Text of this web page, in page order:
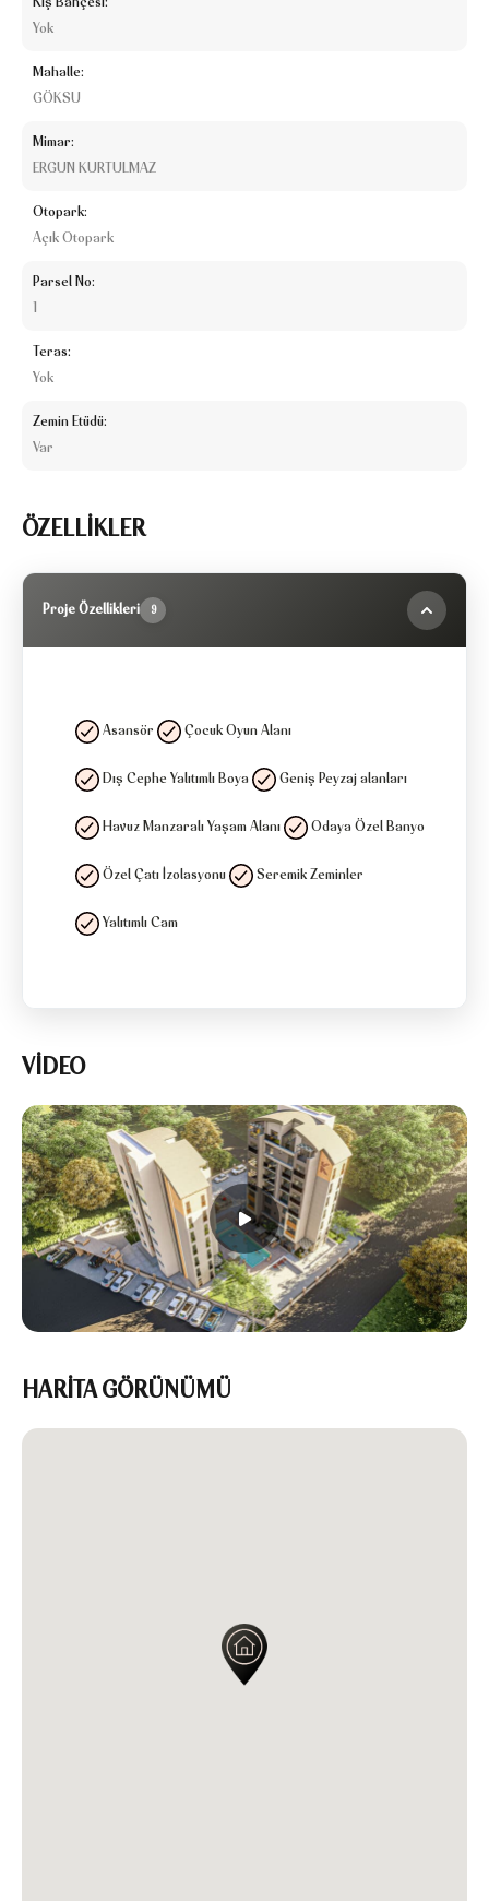
Yok
Mahalle:
GÖKSU
Mimar:
ERGUN KURTULMAZ
Otopark:
Açık Otopark
Parsel No:
1
Teras:
Yok
Zemin Etüdü:
Var
ÖZELLİKLER
Proje Özellikleri 9
Asansör Çocuk Oyun Alanı
Dış Cephe Yalıtımlı Boya Geniş Peyzaj alanları
Havuz Manzaralı Yaşam Alanı Odaya Özel Banyo
Özel Çatı İzolasyonu Seremik Zeminler
Yalıtımlı Cam
VİDEO
HARİTA GÖRÜNÜMÜ